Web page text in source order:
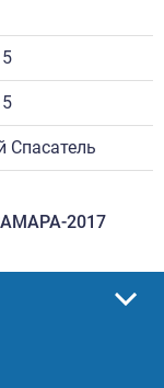
Спасатель
2017